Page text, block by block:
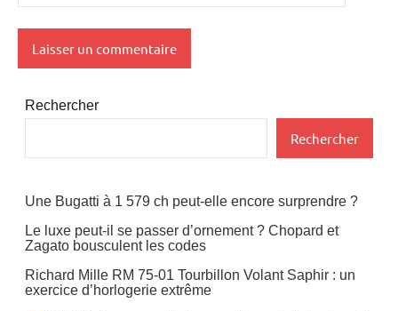
Rechercher
Rechercher
Une Bugatti à 1 579 ch peut-elle encore surprendre ?
Le luxe peut-il se passer d’ornement ? Chopard et
Zagato bousculent les codes
Richard Mille RM 75-01 Tourbillon Volant Saphir : un
exercice d’horlogerie extrême